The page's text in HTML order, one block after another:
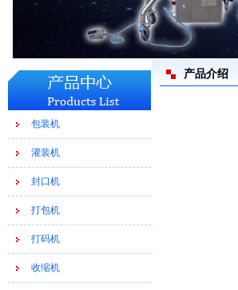
包装机
灌装机
封口机
打包机
打码机
收缩机
产品介绍